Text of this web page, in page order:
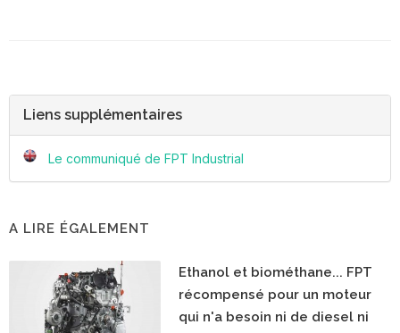
Liens supplémentaires
Le communiqué de FPT Industrial
A LIRE ÉGALEMENT
Ethanol et biométhane... FPT
récompensé pour un moteur
qui n'a besoin ni de diesel ni